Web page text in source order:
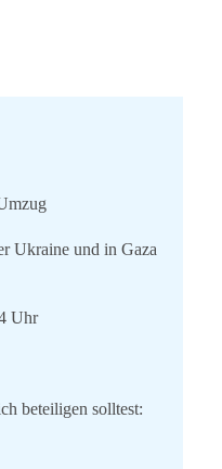
Ukraine und in Gaza
Uhr
beteiligen solltest: